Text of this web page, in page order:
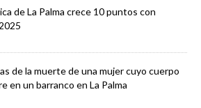
de La Palma crece 10 puntos con
de la muerte de una mujer cuyo cuerpo
en un barranco en La Palma